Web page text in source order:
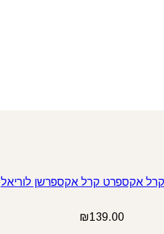
אקספרט קרל אקספרשן לוריאל
₪139.00